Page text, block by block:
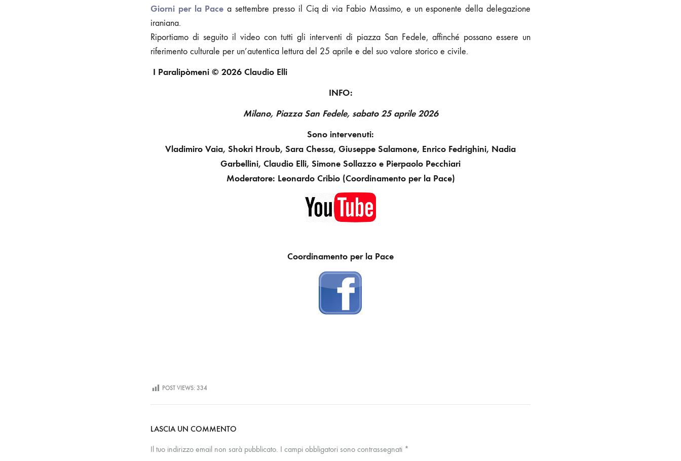
Giorni per la Pace a settembre presso il Ciq di via Fabio Massimo, e un esponente della delegazione
iraniana.
Riportiamo di seguito il video con tutti gli interventi di piazza San Fedele, affinché possano essere un
riferimento culturale per un’autentica lettura del 25 aprile e del suo valore storico e civile.
I Paralipòmeni © 2026 Claudio Elli
INFO:
Milano, Piazza San Fedele, sabato 25 aprile 2026
Sono intervenuti:
Vladimiro Vaia, Shokri Hroub, Sara Chessa, Giuseppe Salamone, Enrico Fedrighini, Nadia
Garbellini, Claudio Elli, Simone Sollazzo e Pierpaolo Pecchiari
Moderatore: Leonardo Cribio (Coordinamento per la Pace)
Coordinamento per la Pace
POST VIEWS: 334
LASCIA UN COMMENTO
Il tuo indirizzo email non sarà pubblicato. I campi obbligatori sono contrassegnati *